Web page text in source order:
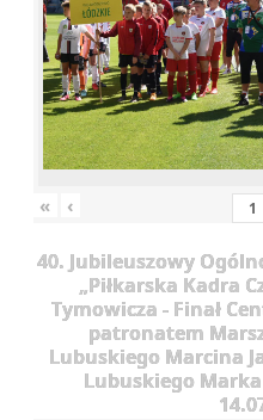
« ‹
40. Jubileuszowy
„Piłkarska Kadra
Tymowicza - Finał
patronatem
Lubuskiego Marcina
Lubuskiego Marka